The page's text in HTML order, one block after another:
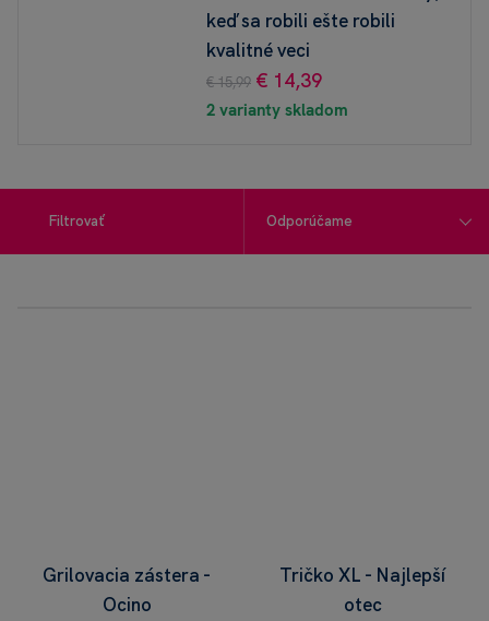
keď sa robili ešte robili
kvalitné veci
2 varianty skladom
€ 15,99 € 14,39
Filtrovať
Grilovacia zástera -
Ocino
Tričko XL - Najlepší
otec